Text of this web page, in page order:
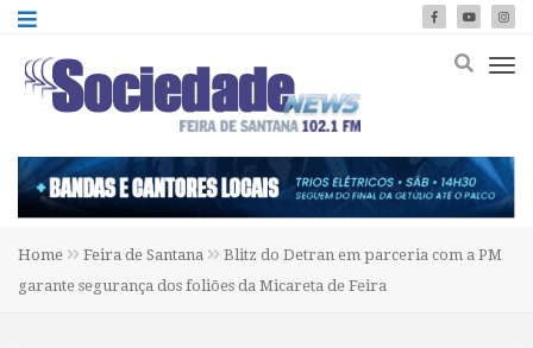
Home Feira de Santana
Blitz do Detran em parceria com a PM
garante segurança dos foliões da Micareta de Feira